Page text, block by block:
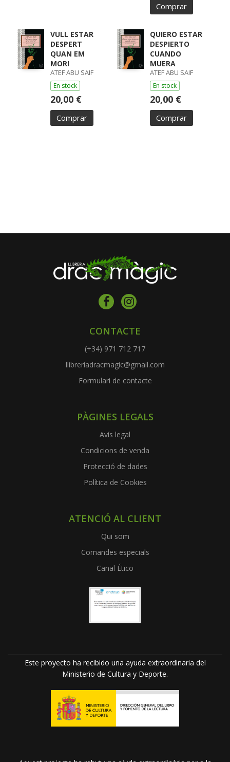
Comprar
VULL ESTAR
DESPERT
QUAN EM
MORI
ATEF ABU SAIF
En stock
20,00 €
Comprar
QUIERO ESTAR
DESPIERTO
CUANDO
MUERA
ATEF ABU SAIF
En stock
20,00 €
Comprar
CONTACTE
(+34) 971 712 717
llibreriadracmagic@gmail.com
Formulari de contacte
PÀGINES LEGALS
Avís legal
Condicions de venda
Protecció de dades
Política de Cookies
ATENCIÓ AL CLIENT
Qui som
Comandes especials
Canal Ético
Este proyecto ha recibido una ayuda extraordinaria del
Ministerio de Cultura y Deporte.